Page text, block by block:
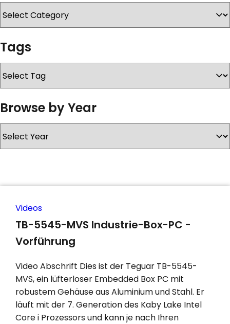
KONTAKT
Videos
TB-5545-MVS Industrie-Box-PC -
Vorführung
Video Abschrift Dies ist der Teguar TB-5545-
MVS, ein lüfterloser Embedded Box PC mit
robustem Gehäuse aus Aluminium und Stahl. Er
läuft mit der 7. Generation des Kaby Lake Intel
Core i Prozessors und kann je nach Ihren
Tags
Browse by Year